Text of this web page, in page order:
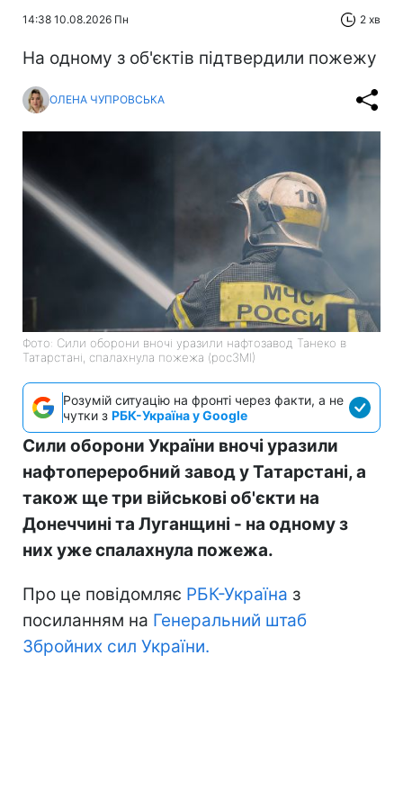
14:38 10.08.2026 Пн 2 хв
На одному з об'єктів підтвердили пожежу
ОЛЕНА ЧУПРОВСЬКА
Фото: Сили оборони вночі уразили нафтозавод Танеко в
Татарстані, спалахнула пожежа (росЗМІ)
Розумій ситуацію на фронті через факти, а не
чутки з РБК-Україна у Google
Сили оборони України вночі уразили
нафтопереробний завод у Татарстані, а
також ще три військові об'єкти на
Донеччині та Луганщині - на одному з
них уже спалахнула пожежа.
Про це повідомляє РБК-Україна з
посиланням на Генеральний штаб
Збройних сил України.